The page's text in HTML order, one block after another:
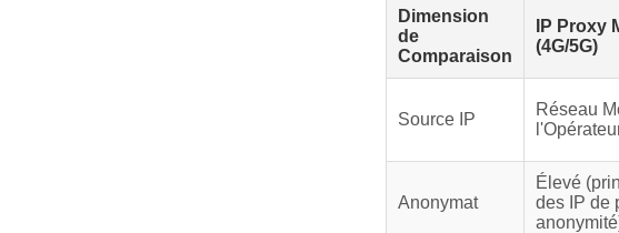
Dimension
de
Comparaison
IP Proxy
(4G/5G)
Source IP
Réseau
Anonymat
Élevé
des IP de